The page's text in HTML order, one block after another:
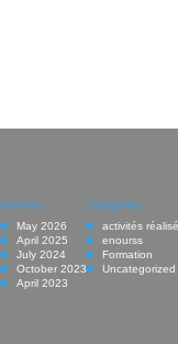
Archives
May 2026
April 2025
July 2024
October 2023
April 2023
Categories
activités
enourss
Formation
Uncategorized